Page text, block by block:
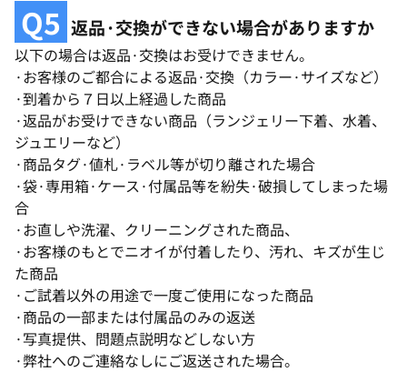
Q5 返品·交換ができない場合がありますか
以下の場合は返品·交換はお受けできません。
·お客様のご都合による返品·交換（カラー·サイズなど）
·到着から７日以上経過した商品
·返品がお受けできない商品（ランジェリー下着、水着、
ジュエリーなど）
·商品タグ·値札·ラベル等が切り離された場合
·袋·専用箱·ケース·付属品等を紛失·破損してしまった場
合
·お直しや洗濯、クリーニングされた商品、
·お客様のもとでニオイが付着したり、汚れ、キズが生じ
た商品
·ご試着以外の用途で一度ご使用になった商品
·商品の一部または付属品のみの返送
·写真提供、問題点説明などしない方
·弊社へのご連絡なしにご返送された場合。